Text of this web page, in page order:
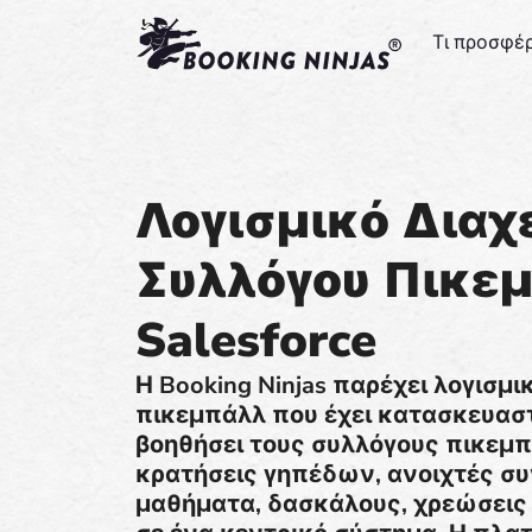
Τι
Λογισμικό
Συλλόγου
Salesforce
Η Booking Ninjas παρέχει
πικεμπάλλ που έχει
βοηθήσει τους συλλόγους
κρατήσεις γηπέδων, ανοιχτές
μαθήματα, δασκάλους, χρεώσεις